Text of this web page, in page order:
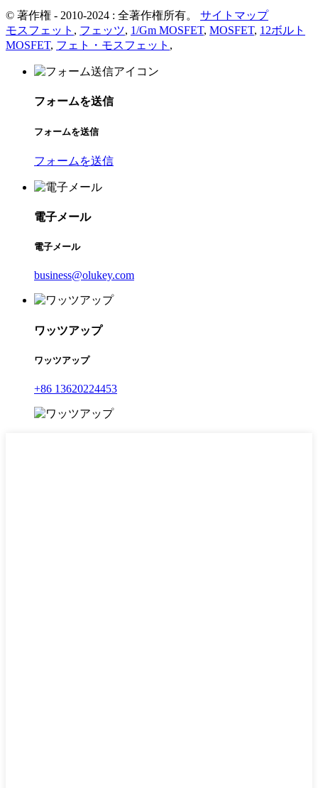
© 著作権 - 2010-2024 : 全著作権所有。
サイトマップ
モスフェット , フェッツ, 1/Gm MOSFET, MOSFET, 12ボルト
MOSFET, フェト・モスフェット ,
フォームを送信
フォームを送信
フォームを送信
電子メール
電子メール
business@olukey.com
ワッツアップ
ワッツアップ
+86 13620224453